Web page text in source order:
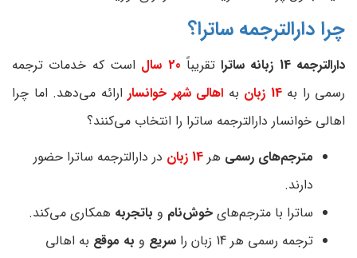
چرا دارالترجمه ساترا؟
دارالترجمه 14 زبانه ساترا تقریباً 20 سال
است که خدمات ترجمه
رسمی را به 14 زبان به اهالی شهر خوانسار ارائه می‌دهد. اما چرا
اهالی خوانسار دارالترجمه ساترا را انتخاب می‌کنند؟
مترجم‌های رسمی هر
در دارالترجمه ساترا حضور
دارند.
ساترا با مترجم‌های خوش‌نام و باتجربه همکاری می‌کند.
ترجمه رسمی هر 14 زبان را
سریع و به موقع به اهالی